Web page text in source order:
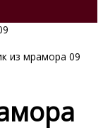
из мрамора 09